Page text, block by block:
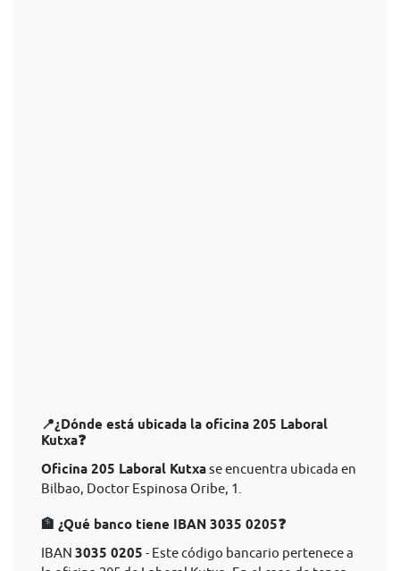
📍¿Dónde está ubicada la oficina 205 Laboral
Kutxa❓
Oficina 205 Laboral Kutxase encuentra ubicada en
Bilbao, Doctor Espinosa Oribe, 1.
🏦 ¿Qué banco tiene IBAN 3035 0205❓
IBAN 3035 0205 - Este código bancario pertenece a